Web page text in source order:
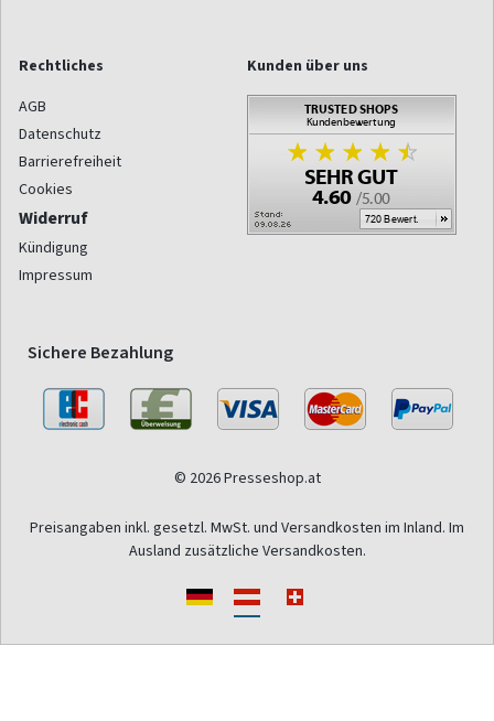
Rechtliches
AGB
Datenschutz
Barrierefreiheit
Cookies
Widerruf
Kündigung
Impressum
Kunden über uns
Sichere Bezahlung
© 2026 Presseshop.at
Preisangaben inkl. gesetzl. MwSt. und Versandkosten im Inland. Im
Ausland zusätzliche Versandkosten.